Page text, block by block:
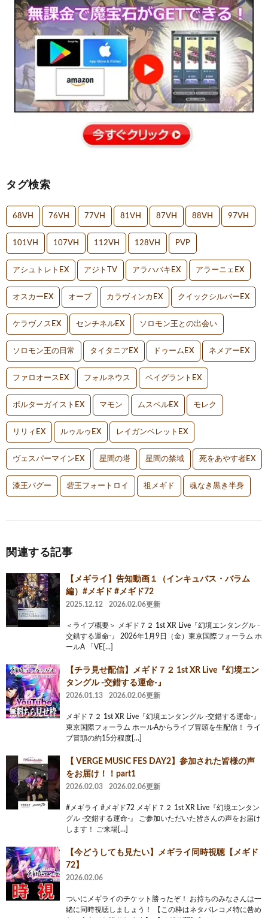
タグ検索
68VH 76VH 77VH 81VH 87VH 88VH 97VH
101VH 107VH 112VH 128VH PVP
アシュトレトEX アジトTV アラハバキEX アラーニェEX
オスカーEX オーブ カラヴィンカEX クイックシルバーEX
ケラヴノスEX センチネルEX ソロモン王との出会い
ソロモン王の日常 タイタニアEX ドゥームEX ネメアーEX
ファロオースEX フォルネウス ベイグラントEX
ポルターガイストEX マモン ムスペルEX モレク
リリィEX ルゥルゥEX レイガンベレットEX
ヴェスパーマインEX 星間の塔 星間の禁域 死をあやす者EX
漆王バグー 砦王フォートロイ 祖メギド 魂なき黒き半身
関連する記事
【メギライ】告知動画１（インキュバス・バラム
編）#メギド #メギド72
2025.12.12 2026.02.06更新
＜ライブ概要＞ メギド７２ 1st XR Live『幻境エンタングル -
交錯する運命-』 2026年1月9日（金）東京国際フォーラム ホ
ールA 「VE[…]
【チラ見せ配信】メギド７２ 1st XR Live『幻境エン
タングル -交錯する運命-』
2026.01.13 2026.02.06更新
メギド７２ 1st XR Live『幻境エンタングル -交錯する運命-』
東京国際フォーラム ホールAからライブ冒頭を生配信！ ライ
ブ冒頭の約15分程度[…]
【 VERGE MUSIC FES DAY2】参加された皆様の声
をお届け！！part1
2026.02.03 2026.02.06更新
#メギライ #メギド72 メギド７２ 1st XR Live『幻境エンタン
グル -交錯する運命-』 ご参加いただいた皆さんの声をお届け
します！ ご来場[…]
【今どうしても見たい】メギライ同時視聴【メギド
72】
2026.02.06
ついにメギライのチケット勝ったぞ！ お持ちのみなさんは一
緒に同時視聴しましょう！ 【この枠はネタバレコメ特に咎め